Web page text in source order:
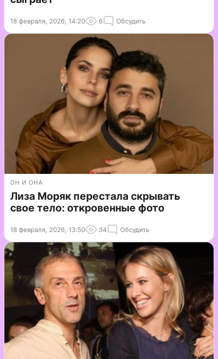
18 февраля, 2026, 14:20 6 Обсудить
ОН И ОНА
Лиза Моряк перестала скрывать
свое тело: откровенные фото
18 февраля, 2026, 13:50 34 Обсудить